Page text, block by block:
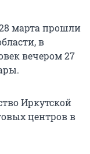
марта прошли
в
вечером 27
Иркутской
центров в